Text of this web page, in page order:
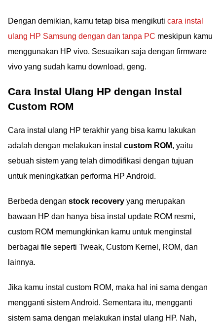
Dengan demikian, kamu tetap bisa mengikuti cara instal
ulang HP Samsung dengan dan tanpa PC meskipun kamu
menggunakan HP vivo. Sesuaikan saja dengan firmware
vivo yang sudah kamu download, geng.
Cara Instal Ulang HP dengan Instal
Custom ROM
Cara instal ulang HP terakhir yang bisa kamu lakukan
adalah dengan melakukan instal custom ROM, yaitu
sebuah sistem yang telah dimodifikasi dengan tujuan
untuk meningkatkan performa HP Android.
Berbeda dengan stock recovery yang merupakan
bawaan HP dan hanya bisa instal update ROM resmi,
custom ROM memungkinkan kamu untuk menginstal
berbagai file seperti Tweak, Custom Kernel, ROM, dan
lainnya.
Jika kamu instal custom ROM, maka hal ini sama dengan
mengganti sistem Android. Sementara itu, mengganti
sistem sama dengan melakukan instal ulang HP. Nah,